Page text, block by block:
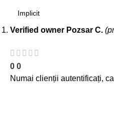
Verified owner Pozsar C.
0 0
Numai clienții autentificați,